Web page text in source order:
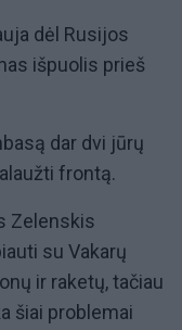
dėl Rusijos
išpuolis prieš
dar dvi jūrų
frontą.
Zelenskis
su Vakarų
ir raketų, tačiau
šiai problemai